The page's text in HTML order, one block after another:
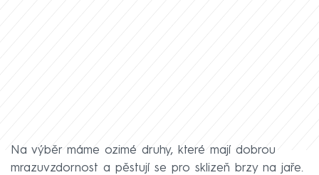
Na výběr máme ozimé druhy, které mají dobrou
mrazuvzdornost a pěstují se pro sklizeň brzy na jaře.